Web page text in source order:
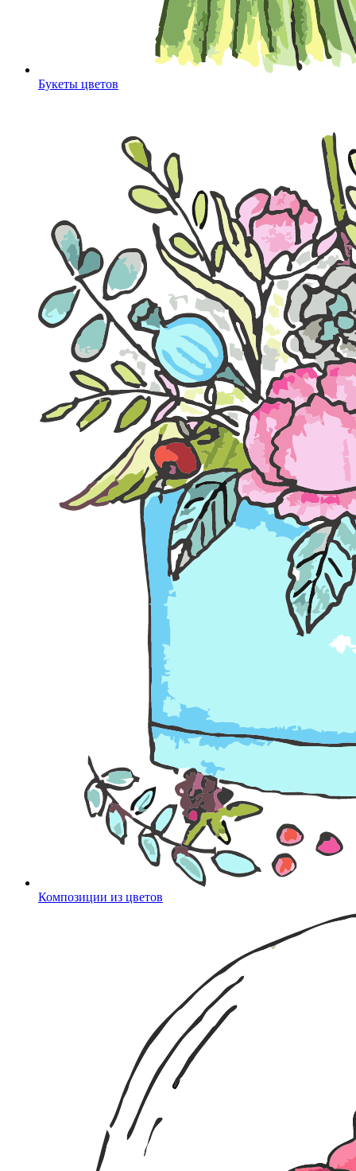
Букеты цветов
Композиции из цветов